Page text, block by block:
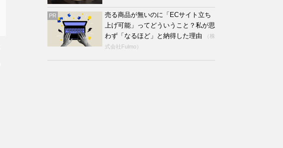
PR
売る商品が無いのに「ECサイト立ち
上げ可能」ってどういうこと？私が思
わず「なるほど」と納得した理由
（株
式会社Fulmo）